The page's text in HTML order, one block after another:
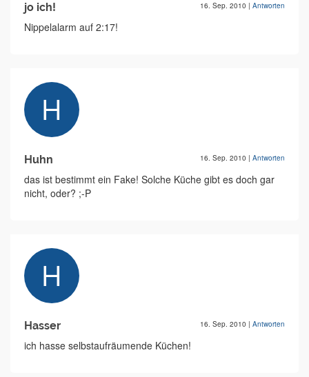
jo ich! 16. Sep. 2010 | Antworten
Nippelalarm auf 2:17!
Huhn 16. Sep. 2010 | Antworten
das ist bestimmt ein Fake! Solche Küche gibt es doch gar
nicht, oder? ;-P
Hasser 16. Sep. 2010 | Antworten
ich hasse selbstaufräumende Küchen!